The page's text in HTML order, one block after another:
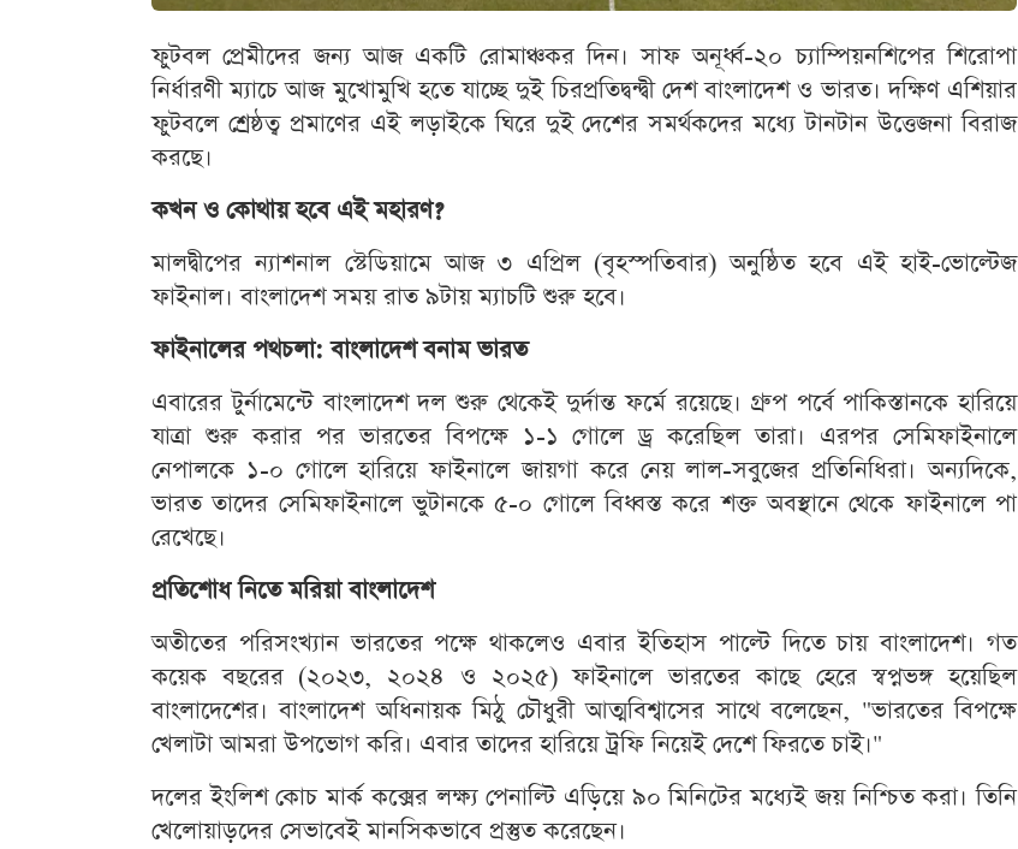
ফুটবল প্রেমীদের জন্য আজ একটি রোমাঞ্চকর দিন। সাফ অনূর্ধ্ব-২০ চ্যাম্পিয়নশিপের শিরোপা
নির্ধারণী ম্যাচে আজ মুখোমুখি হতে যাচ্ছে দুই চিরপ্রতিদ্বন্দ্বী দেশ বাংলাদেশ ও ভারত। দক্ষিণ এশিয়ার
ফুটবলে শ্রেষ্ঠত্ব প্রমাণের এই লড়াইকে ঘিরে দুই দেশের সমর্থকদের মধ্যে টানটান উত্তেজনা বিরাজ
করছে।
কখন ও কোথায় হবে এই মহারণ?
মালদ্বীপের ন্যাশনাল স্টেডিয়ামে আজ ৩ এপ্রিল (বৃহস্পতিবার) অনুষ্ঠিত হবে এই হাই-ভোল্টেজ
ফাইনাল। বাংলাদেশ সময় রাত ৯টায় ম্যাচটি শুরু হবে।
ফাইনালের পথচলা: বাংলাদেশ বনাম ভারত
এবারের টুর্নামেন্টে বাংলাদেশ দল শুরু থেকেই দুর্দান্ত ফর্মে রয়েছে। গ্রুপ পর্বে পাকিস্তানকে হারিয়ে
যাত্রা শুরু করার পর ভারতের বিপক্ষে ১-১ গোলে ড্র করেছিল তারা। এরপর সেমিফাইনালে
নেপালকে ১-০ গোলে হারিয়ে ফাইনালে জায়গা করে নেয় লাল-সবুজের প্রতিনিধিরা। অন্যদিকে,
ভারত তাদের সেমিফাইনালে ভুটানকে ৫-০ গোলে বিধ্বস্ত করে শক্ত অবস্থানে থেকে ফাইনালে পা
রেখেছে।
প্রতিশোধ নিতে মরিয়া বাংলাদেশ
অতীতের পরিসংখ্যান ভারতের পক্ষে থাকলেও এবার ইতিহাস পাল্টে দিতে চায় বাংলাদেশ। গত
কয়েক বছরের (২০২৩, ২০২৪ ও ২০২৫) ফাইনালে ভারতের কাছে হেরে স্বপ্নভঙ্গ হয়েছিল
বাংলাদেশের। বাংলাদেশ অধিনায়ক মিঠু চৌধুরী আত্মবিশ্বাসের সাথে বলেছেন, "ভারতের বিপক্ষে
খেলাটা আমরা উপভোগ করি। এবার তাদের হারিয়ে ট্রফি নিয়েই দেশে ফিরতে চাই।"
দলের ইংলিশ কোচ মার্ক কক্সের লক্ষ্য পেনাল্টি এড়িয়ে ৯০ মিনিটের মধ্যেই জয় নিশ্চিত করা। তিনি
খেলোয়াড়দের সেভাবেই মানসিকভাবে প্রস্তুত করেছেন।